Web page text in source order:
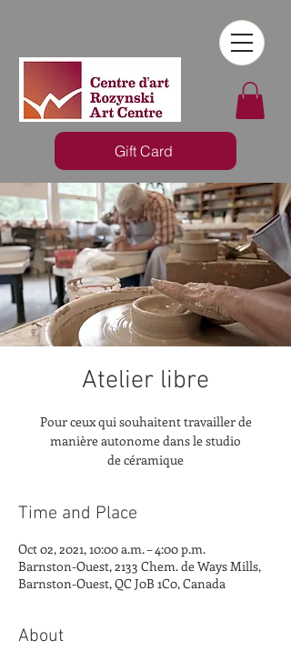
Gift Card
Atelier libre
Pour ceux qui souhaitent travailler de
manière autonome dans le studio
de céramique
Time and Place
Oct 02, 2021, 10:00 a.m. – 4:00 p.m.
Barnston-Ouest, 2133 Chem. de Ways Mills,
Barnston-Ouest, QC J0B 1C0, Canada
About